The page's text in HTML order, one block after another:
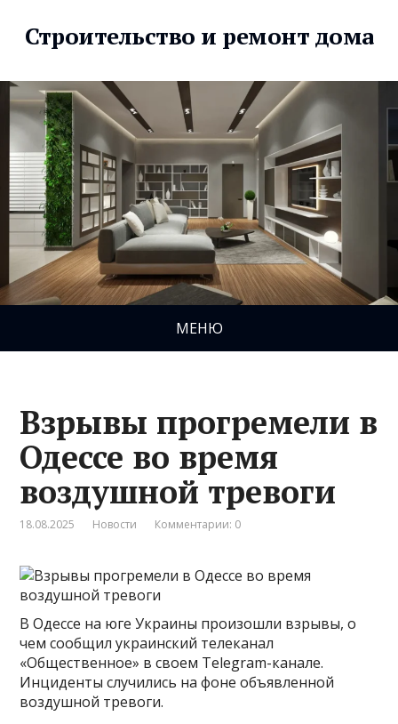
Строительство и ремонт дома
МЕНЮ
Взрывы прогремели в
Одессе во время
воздушной тревоги
18.08.2025 Новости Комментарии: 0
В Одессе на юге Украины произошли взрывы, о
чем сообщил украинский телеканал
«Общественное» в своем Telegram-канале.
Инциденты случились на фоне объявленной
воздушной тревоги.